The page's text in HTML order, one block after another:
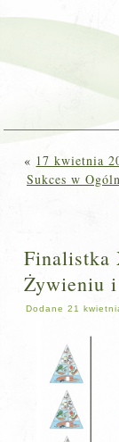
« 17 kwietnia
Sukces w
Finalistka
Żywieniu
Dodane 21